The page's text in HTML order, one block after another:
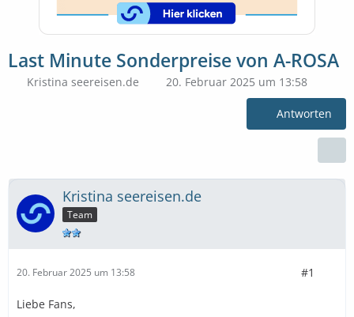
Last Minute Sonderpreise von A-ROSA
Kristina seereisen.de 20. Februar 2025 um 13:58
Antworten
Kristina seereisen.de
Team
20. Februar 2025 um 13:58 #1
Liebe Fans,